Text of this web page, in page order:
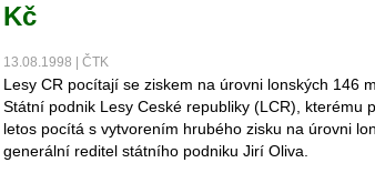
Kč
13.08.1998 | ČTK
Lesy CR pocítají se ziskem na úrovni lonských 146
Státní podnik Lesy Ceské republiky (LCR), kterému
letos pocítá s vytvorením hrubého zisku na úrovni
generální reditel státního podniku Jirí Oliva.